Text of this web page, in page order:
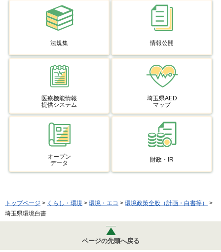
法規集 情報公開
医療機能情報
提供システム
埼玉県AED
マップ
オープン
データ
財政・IR
トップページ > くらし・環境 > 環境・エコ > 環境政策全般（計画・白書等）
>
埼玉県環境白書
ページの先頭へ戻る